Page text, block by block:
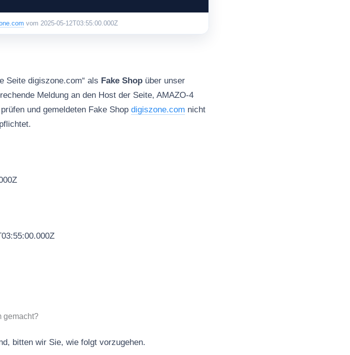
vom 2025-05-12T03:55:00.000Z
Seite digiszone.com“ als Fake Shop über unser
Meldung an den Host der Seite, AMAZO-4
und gemeldeten Fake Shop digiszone.com nicht
gemacht?
bitten wir Sie, wie folgt vorzugehen.